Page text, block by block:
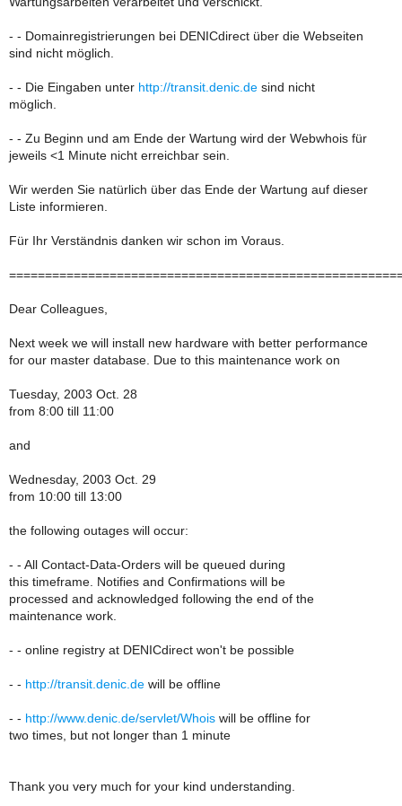
- - Domainregistrierungen bei DENICdirect über die Webseiten
sind nicht möglich.
- - Die Eingaben unter http://transit.denic.de sind nicht
möglich.
- - Zu Beginn und am Ende der Wartung wird der Webwhois für
jeweils <1 Minute nicht erreichbar sein.
Wir werden Sie natürlich über das Ende der Wartung auf dieser
Liste informieren.
Für Ihr Verständnis danken wir schon im Voraus.
Dear Colleagues,
Next week we will install new hardware with better performance
for our master database. Due to this maintenance work on
Tuesday, 2003 Oct. 28
from 8:00 till 11:00
and
Wednesday, 2003 Oct. 29
from 10:00 till 13:00
the following outages will occur:
- - All Contact-Data-Orders will be queued during
this timeframe. Notifies and Confirmations will be
processed and acknowledged following the end of the
maintenance work.
- - online registry at DENICdirect won't be possible
- - http://transit.denic.de will be offline
- - http://www.denic.de/servlet/Whois will be offline for
two times, but not longer than 1 minute
Thank you very much for your kind understanding.